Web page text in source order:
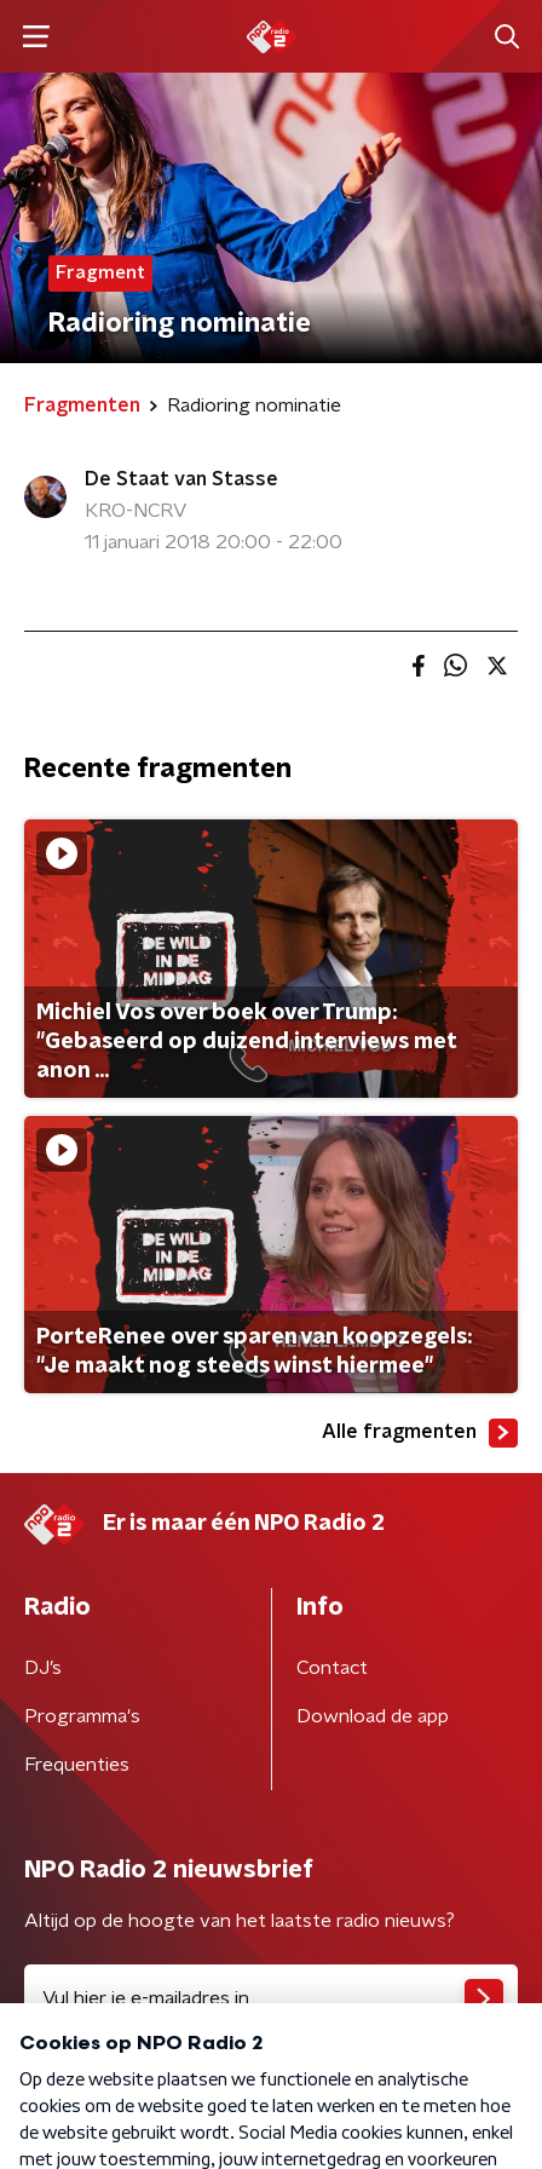
Fragment
Radioring nominatie
Fragmenten Radioring nominatie
De Staat van Stasse
KRO-NCRV
11 januari 2018 20:00 - 22:00
Recente fragmenten
Michiel Vos over boek over Trump:
"Gebaseerd op duizend interviews met
anon ...
PorteRenee over sparen van koopzegels:
"Je maakt nog steeds winst hiermee"
Alle fragmenten
Er is maar één NPO Radio 2
Radio
DJ’s
Programma's
Frequenties
Info
Contact
Download de app
NPO Radio 2 nieuwsbrief
Altijd op de hoogte van het laatste radio nieuws?
Algemene voorwaarden